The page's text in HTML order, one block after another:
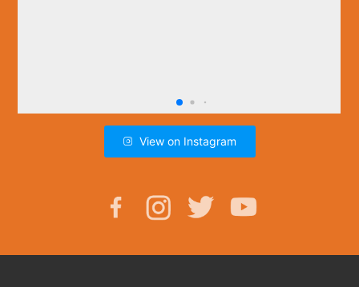
View on Instagram